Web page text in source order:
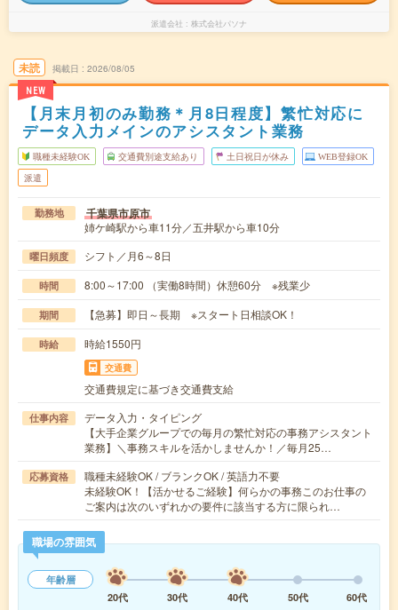
派遣会社 株式会社パソナ
未読
NEW
掲載日 2026/08/05
【月末月初のみ勤務＊月8日程度】繁忙対応に
データ入力メインのアシスタント業務
職種未経験OK 交通費別途支給あり 土日祝日が休み WEB登録OK
派遣
勤務地 千葉県市原市
姉ケ崎駅から車11分／五井駅から車10分
曜日頻度 シフト／月6～8日
時間 8:00～17:00 （実働8時間）休憩60分 ※残業少
期間 【急募】即日～長期 ※スタート日相談OK！
時給 時給1550円
交通費
交通費規定に基づき交通費支給
仕事内容
データ入力・タイピング
【大手企業グループでの毎月の繁忙対応の事務アシスタント
業務】＼事務スキルを活かしませんか！／毎月25…
応募資格
職種未経験OK / ブランクOK / 英語力不要
未経験OK！【活かせるご経験】何らかの事務このお仕事の
ご案内は次のいずれかの要件に該当する方に限られ…
職場の雰囲気
年齢層
20代
30代 40代 50代
60代